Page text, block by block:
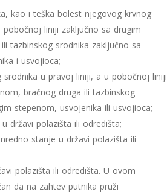
kao i teška bolest njegovog krvnog
liniji zaključno sa drugim
tazbinskog srodnika zaključno sa
i usvojioca;
u pravoj liniji, a u pobočnoj liniji
bračnog druga ili tazbinskog
stepenom, usvojenika ili usvojioca;
državi polazišta ili odredišta;
stanje u državi polazišta ili
polazišta ili odredišta. U ovom
da na zahtev putnika pruži